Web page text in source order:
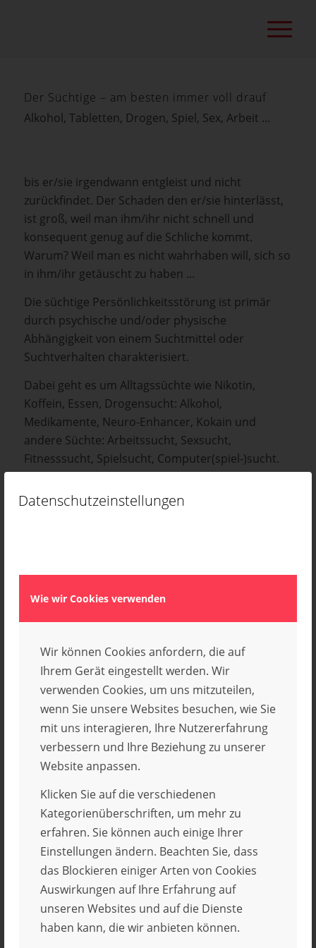
Datenschutzeinstellungen
Wie wir Cookies verwenden
Wir können Cookies anfordern, die auf
Ihrem Gerät eingestellt werden. Wir
verwenden Cookies, um uns mitzuteilen,
wenn Sie unsere Websites besuchen, wie Sie
mit uns interagieren, Ihre Nutzererfahrung
verbessern und Ihre Beziehung zu unserer
Website anpassen.
Klicken Sie auf die verschiedenen
Kategorienüberschriften, um mehr zu
erfahren. Sie können auch einige Ihrer
Einstellungen ändern. Beachten Sie, dass
das Blockieren einiger Arten von Cookies
Auswirkungen auf Ihre Erfahrung auf
unseren Websites und auf die Dienste
haben kann, die wir anbieten können.
Der Süchtige – am besten immer voll drauf
Alkohol, Tabletten, Drogen, Spiel, Sex, Arbeit …
bis er/sie irgendwann entgleist und nicht
zurückfindet. Der Schaden den er/sie hinterlässt,
ist groß, weil man ihm/ihr nicht schnell und
konsequent genug auf die Schliche kommt.
Warum? Weil man es nicht wahrhaben will, sich so
in ihm/ihr getäuscht zu haben …
Die süchtige Persönlichkeitsstörung ist primär
durch psychische und/oder physische
Abhängigkeit von einem Suchtmittel oder
Suchtverhalten charakterisiert.
Dabei geht es um Alltagssüchte wie Nikotin,
Koffein, Essen, Drogensucht: Alkohol,
Medikamente, Neuro-Enhancer, Kokain und
andere Süchte: Arbeitssucht, Sexsucht,
Fitnesssucht, Spielsucht, Computer(spiel-)sucht.
Sie …
können unter verschiedenen Formen der
machen regelmäßig Gebrauch von der Droge,
ggf. immer häufiger, in immer kürzeren
Abständen, unter Erhöhung der Dosis;
haben nach Drogenkonsum kurzfristig
Empfindungen von Erleichterung u.
Entspannung;
sind bei Nichtverfügbarkeit ihrer Droge oder
dem Nichtausleben ihrer Abhängigkeit
zunehmend „ungenießbar“;
Entzugssymptome wie Zittern,
Schweißausbrüche, Unruhe, Kopf- und
Gliederschmerzen oder Magenkrämpfe;
zeigen bei nichtphysischer, rein psychischer
Abhängigkeit ein zunehmendes Unwohlsein,
Stimmungsabfall bis hin zu einer depressiven
Verstimmung, Gereiztheit bis hin zu
Aggressivität, Angstzustände und die